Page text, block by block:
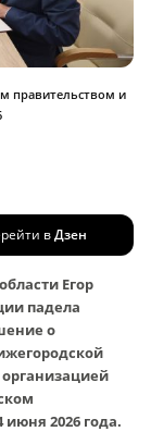
правительством и
вДзен
Егор
падела
о
2026 года.